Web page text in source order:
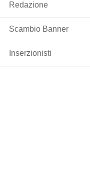
Redazione
Scambio Banner
Inserzionisti